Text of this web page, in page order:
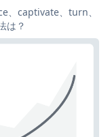
、captivate、turn、
は？